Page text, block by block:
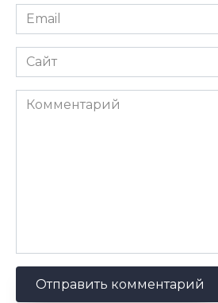
Email
*
Сайт
Комментарий